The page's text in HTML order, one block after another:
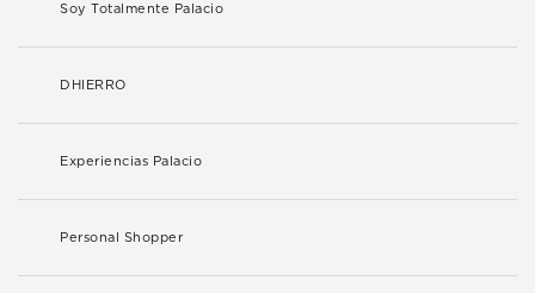
Soy Totalmente Palacio
DHIERRO
Experiencias Palacio
Personal Shopper